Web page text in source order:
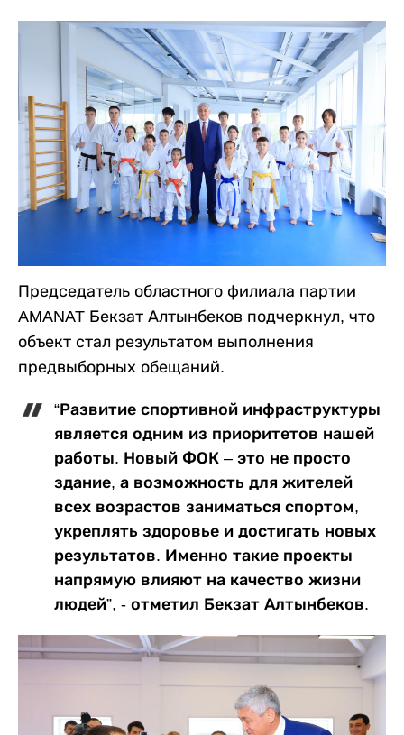
Председатель областного филиала партии
AMANAT Бекзат Алтынбеков подчеркнул, что
объект стал результатом выполнения
предвыборных обещаний.
“Развитие спортивной инфраструктуры
является одним из приоритетов нашей
работы. Новый ФОК – это не просто
здание, а возможность для жителей
всех возрастов заниматься спортом,
укреплять здоровье и достигать новых
результатов. Именно такие проекты
напрямую влияют на качество жизни
людей”, - отметил Бекзат Алтынбеков.